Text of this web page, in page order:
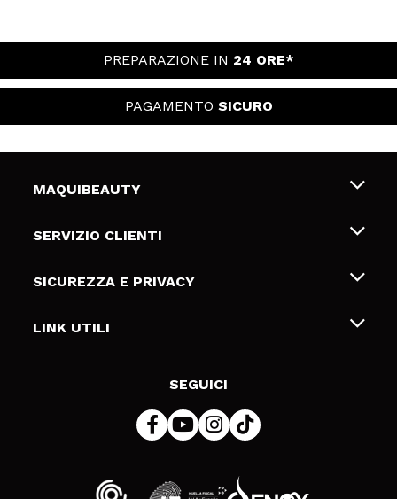
PREPARAZIONE IN 24 ORE*
PAGAMENTO SICURO
MAQUIBEAUTY
Chi siamo
Gift Cards
SERVIZIO CLIENTI
Spedizioni & Resi
Metodi di pagamamento
SICUREZZA E PRIVACY
Termini e condizioni
LINK UTILI
SEGUICI